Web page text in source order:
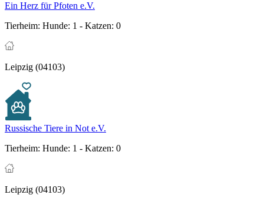
Ein Herz für Pfoten e.V.
Tierheim: Hunde: 1 - Katzen: 0
Leipzig (04103)
Russische Tiere in Not e.V.
Tierheim: Hunde: 1 - Katzen: 0
Leipzig (04103)